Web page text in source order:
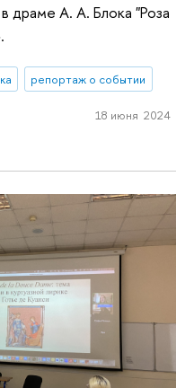
драме А. А. Блока "Роза
репортаж о событии
18 июня 2024